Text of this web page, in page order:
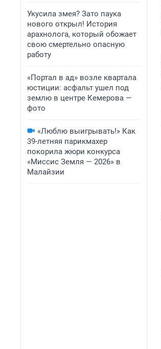
Укусила змея? Зато паука
нового открыл! История
арахнолога, который обожает
свою смертельно опасную
работу
«Портал в ад» возле квартала
юстиции: асфальт ушел под
землю в центре Кемерова —
фото
«Люблю выигрывать!» Как
39-летняя парикмахер
покорила жюри конкурса
«Миссис Земля — 2026» в
Малайзии